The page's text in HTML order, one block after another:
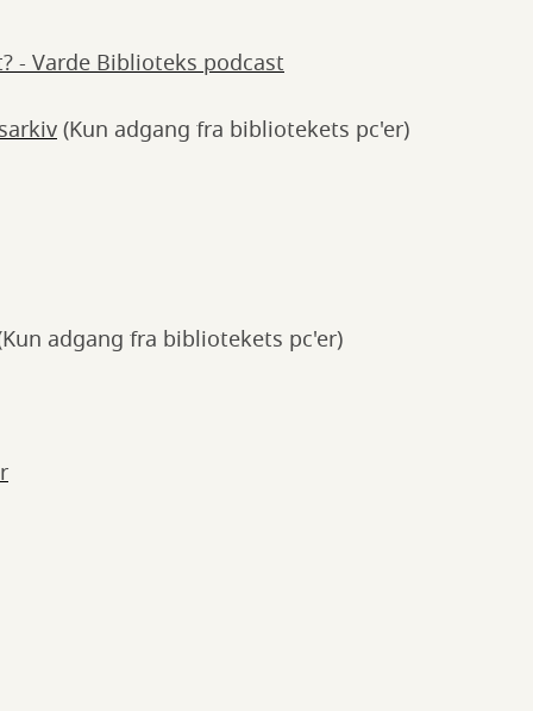
- Varde Biblioteks podcast
(Kun adgang fra bibliotekets pc'er)
adgang fra bibliotekets pc'er)